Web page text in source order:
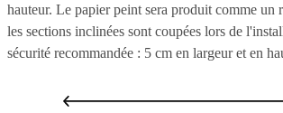
hauteur. Le papier peint sera produit comme un
les sections inclinées sont coupées lors de
sécurité recommandée : 5 cm en largeur et en